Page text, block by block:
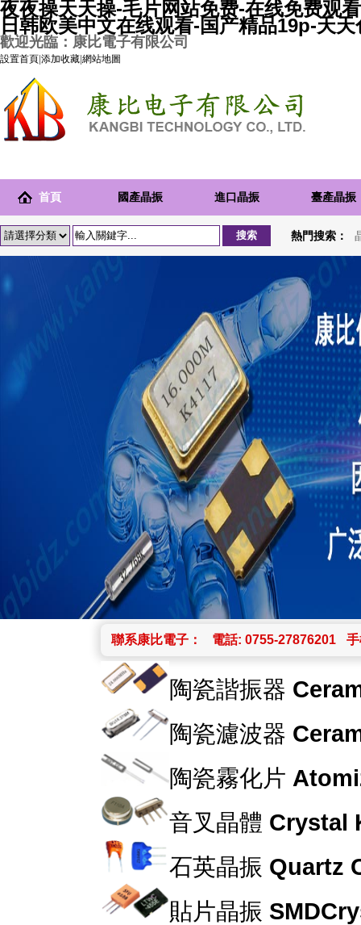
夜夜操天天操-毛片网站免费-在线免费观
日韩欧美中文在线观看-国产精品19p-天
歡迎光臨：康比電子有限公司
設置首頁 添加收藏 網站地圖
首頁 國產晶振 進口晶振 臺產晶振
熱門搜索：
聯系康比電子： 電話: 0755-27876201
陶瓷諧振器
陶瓷濾波器
陶瓷霧化片
音叉晶體 Crystal
石英晶振 Quartz
貼片晶振